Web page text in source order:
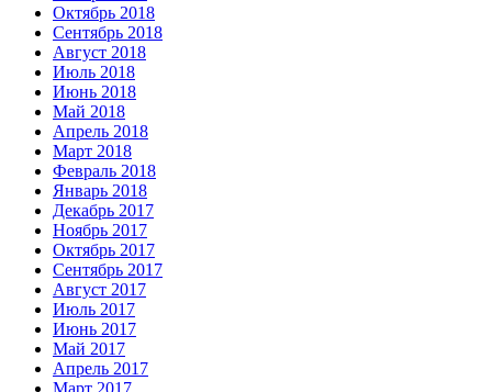
Октябрь 2018
Сентябрь 2018
Август 2018
Июль 2018
Июнь 2018
Май 2018
Апрель 2018
Март 2018
Февраль 2018
Январь 2018
Декабрь 2017
Ноябрь 2017
Октябрь 2017
Сентябрь 2017
Август 2017
Июль 2017
Июнь 2017
Май 2017
Апрель 2017